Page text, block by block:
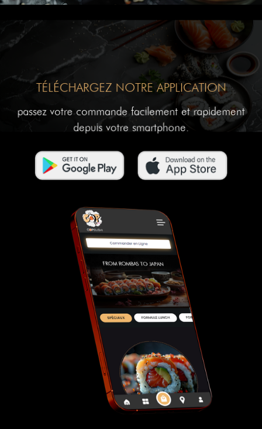
TÉLÉCHARGEZ NOTRE APPLICATION
passez votre commande facilement et rapidement
depuis votre smartphone.